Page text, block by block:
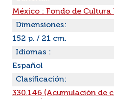
México : Fondo de Cultura
Dimensiones:
152 p. / 21 cm.
Idiomas :
Español
Clasificación:
330.146 (Acumulación de